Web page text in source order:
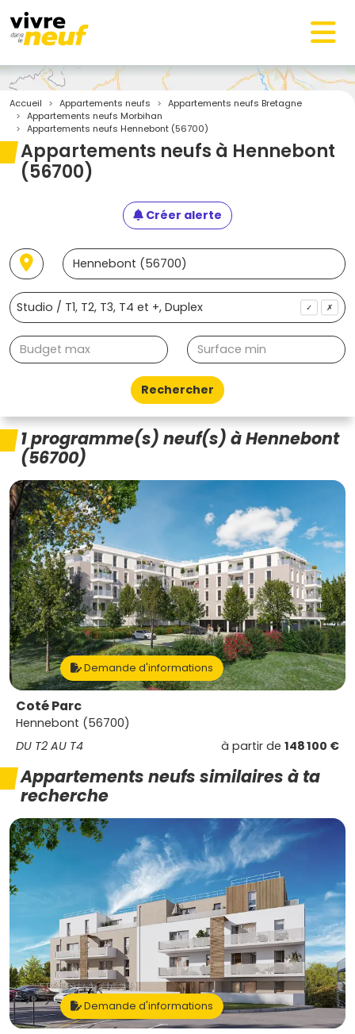
Accueil Appartements neufs
Appartements neufs Bretagne
Appartements neufs Morbihan
Appartements neufs Hennebont (56700)
Appartements neufs à Hennebont
(56700)
Créer alerte
✓ ✗
Rechercher
1 programme(s) neuf(s) à Hennebont
(56700)
Demande d'informations
Coté Parc
Hennebont (56700)
DU T2 AU T4
à partir de 148 100 €
Appartements neufs similaires à ta
recherche
Demande d'informations